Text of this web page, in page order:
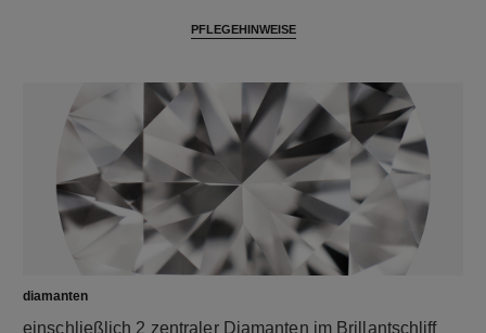
PFLEGEHINWEISE
diamanten
einschließlich 2 zentraler Diamanten im Brillantschliff